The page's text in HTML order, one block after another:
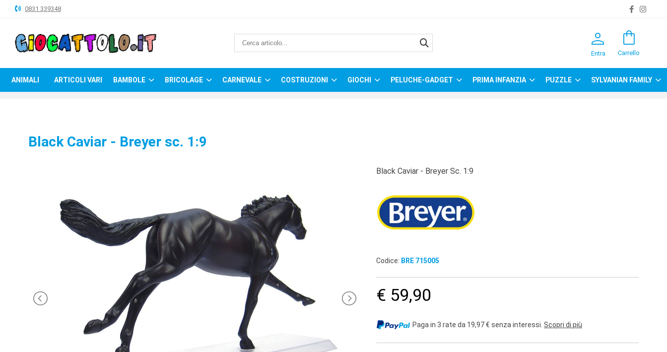
ANIMALI
BAMBOLE
0831 339348
person
Entra
shopping_bag
Carrello
ANIMALI ARTICOLI VARI BAMBOLE BRICOLAGE CARNEVALE COSTRUZIONI GIOCHI PELUCHE-GADGET PRIMA INFANZIA PUZZLE SYLVANIAN FAMILY
Black Caviar - Breyer sc. 1:9
Black Caviar - Breyer Sc. 1:9
Codice: BRE 715005
€ 59,90
Paga in 3 rate da 19,97 € senza interessi.Scopri di più